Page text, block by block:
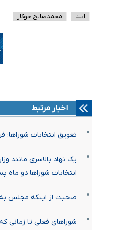
ایلنا محمدصالح جوکار
اخبار مرتبط
تعویق انتخابات
یک نهاد بالاسری مانند
انتخابات شوراها دو
صحبت از اینکه مجلس
شوراهای فعلی تا زمانی